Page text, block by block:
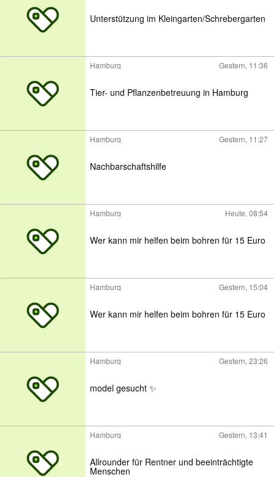
Unterstützung im Kleingarten/Schrebergarten
Hamburg Gestern, 11:36
Tier- und Pflanzenbetreuung in Hamburg
Hamburg Gestern, 11:27
Nachbarschaftshilfe
Hamburg Heute, 08:54
Wer kann mir helfen beim bohren für 15 Euro
Hamburg Gestern, 15:04
Wer kann mir helfen beim bohren für 15 Euro
Hamburg Gestern, 23:26
model gesucht ✨
Hamburg Gestern, 13:41
Allrounder für Rentner und beeinträchtigte
Menschen